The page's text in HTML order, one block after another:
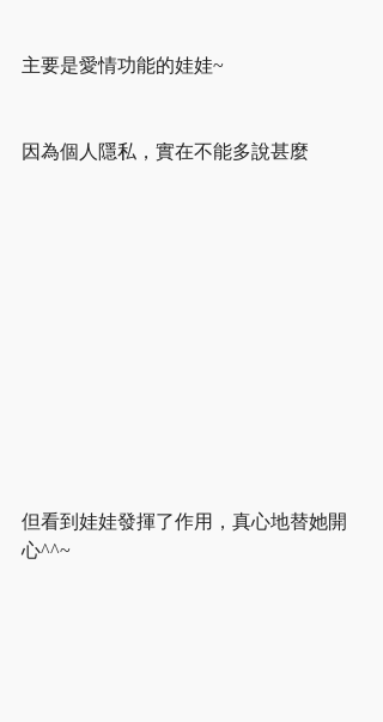
主要是愛情功能的娃娃~
因為個人隱私，實在不能多說甚麼
但看到娃娃發揮了作用，真心地替她開
心^^~